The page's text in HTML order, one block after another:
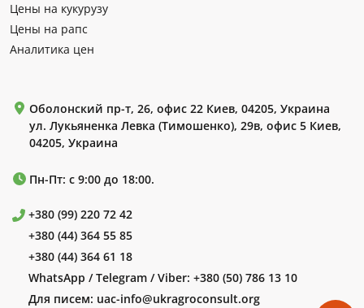
Цены на кукурузу
Цены на рапс
Аналитика цен
Оболонский пр-т, 26, офис 22 Киев, 04205, Украина
ул. Лукьяненка Левка (Тимошенко), 29в, офис 5 Киев,
04205, Украина
Пн-Пт: с 9:00 до 18:00.
+380 (99) 220 72 42
+380 (44) 364 55 85
+380 (44) 364 61 18
WhatsApp / Telegram / Viber: +380 (50) 786 13 10
Для писем: uac-info@ukragroconsult.org